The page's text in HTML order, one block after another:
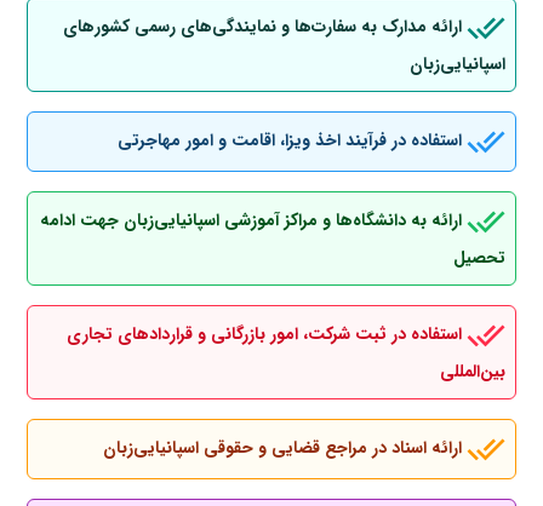
ارائه مدارک به سفارت‌ها و نمایندگی‌های رسمی کشورهای
اسپانیایی‌زبان
استفاده در فرآیند اخذ ویزا، اقامت و امور مهاجرتی
ارائه به دانشگاه‌ها و مراکز آموزشی اسپانیایی‌زبان جهت ادامه
تحصیل
استفاده در ثبت شرکت، امور بازرگانی و قراردادهای تجاری
بین‌المللی
ارائه اسناد در مراجع قضایی و حقوقی اسپانیایی‌زبان